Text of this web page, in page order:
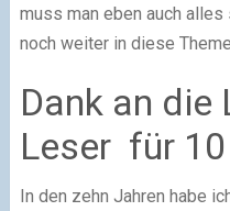
muss man eben auch
noch weiter in diese
Dank an die
Leser für
In den zehn Jahren habe